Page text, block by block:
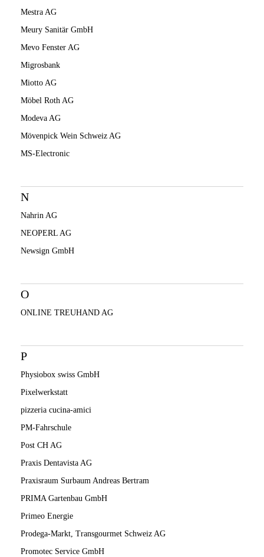
Mestra AG
Meury Sanitär GmbH
Mevo Fenster AG
Migrosbank
Miotto AG
Möbel Roth AG
Modeva AG
Mövenpick Wein Schweiz AG
MS-Electronic
N
Nahrin AG
NEOPERL AG
Newsign GmbH
O
ONLINE TREUHAND AG
P
Physiobox swiss GmbH
Pixelwerkstatt
pizzeria cucina-amici
PM-Fahrschule
Post CH AG
Praxis Dentavista AG
Praxisraum Surbaum Andreas Bertram
PRIMA Gartenbau GmbH
Primeo Energie
Prodega-Markt, Transgourmet Schweiz AG
Promotec Service GmbH